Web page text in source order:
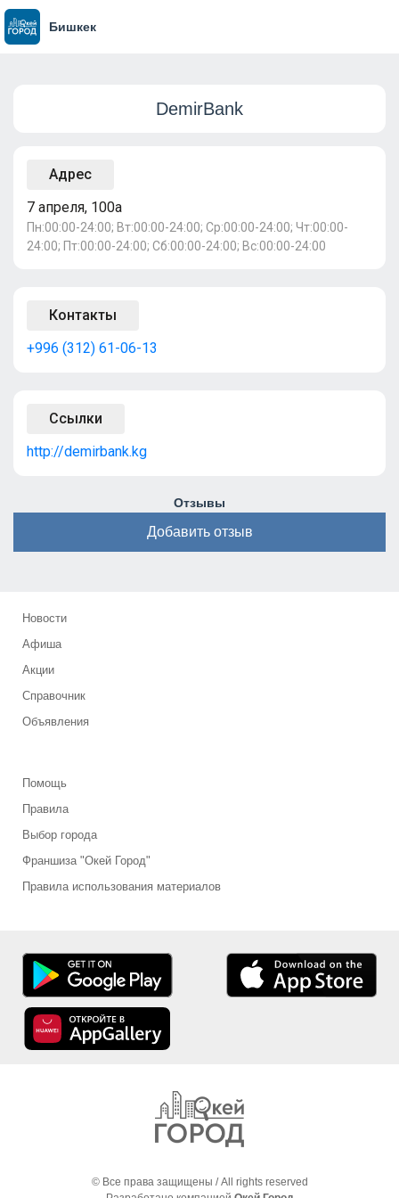
Бишкек
DemirBank
Адрес
7 апреля, 100а
Пн:00:00-24:00; Вт:00:00-24:00; Ср:00:00-24:00; Чт:00:00-
24:00; Пт:00:00-24:00; Сб:00:00-24:00; Вс:00:00-24:00
Контакты
+996 (312) 61-06-13
Ссылки
http://demirbank.kg
Отзывы
Добавить отзыв
Новости
Афиша
Акции
Справочник
Объявления
Помощь
Правила
Выбор города
Франшиза "Окей Город"
Правила использования материалов
© Все права защищены / All rights reserved